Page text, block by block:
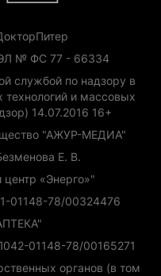
№ ФС 77 - 66334
службой по надзору в
и массовых
14.07.2016 16+
"АЖУР-МЕДИА"
Е. В.
«Энерго»"
01148-78/00324476
01148-78/00165271
органов (в том